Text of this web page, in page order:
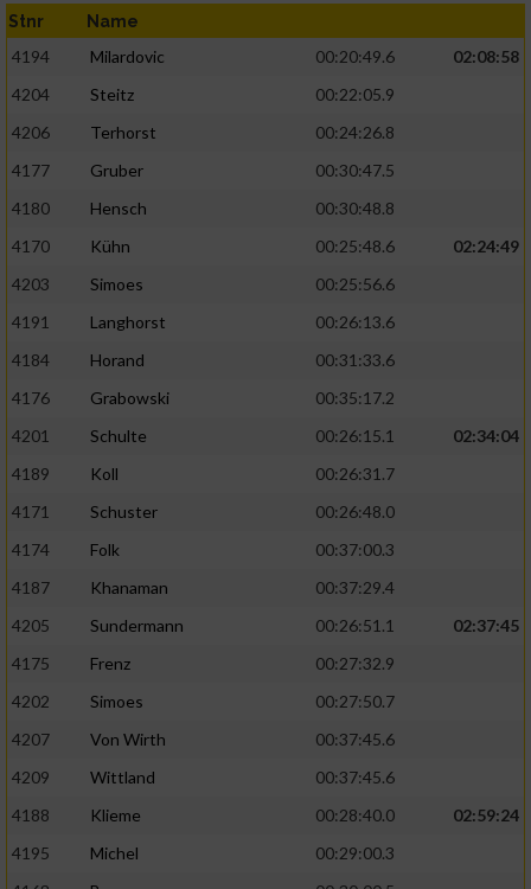
Stnr Name
4194 Milardovic 00:20:49.6
02:08:58
4204
Steitz
00:22:05.9
4206
Terhorst
00:24:26.8
4177
Gruber
00:30:47.5
4180
Hensch
00:30:48.8
4170
Kühn 00:25:48.6
02:24:49
4203
Simoes
00:25:56.6
4191
Langhorst
00:26:13.6
4184
Horand
00:31:33.6
4176
Grabowski
00:35:17.2
4201
Schulte 00:26:15.1
02:34:04
4189
Koll
00:26:31.7
4171
Schuster
00:26:48.0
4174
Folk
00:37:00.3
4187
Khanaman
00:37:29.4
4205
Sundermann 00:26:51.1
02:37:45
4175
Frenz
00:27:32.9
4202
Simoes
00:27:50.7
4207
Von Wirth
00:37:45.6
4209
Wittland
00:37:45.6
4188
Klieme 00:28:40.0
02:59:24
4195
Michel
00:29:00.3